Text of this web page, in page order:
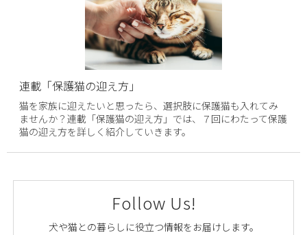
連載「保護猫の迎え方」
猫を家族に迎えたいと思ったら、選択肢に保護猫も入れてみ
ませんか？連載「保護猫の迎え方」では、７回にわたって保護
猫の迎え方を詳しく紹介していきます。
Follow Us!
犬や猫との暮らしに役立つ情報をお届けします。